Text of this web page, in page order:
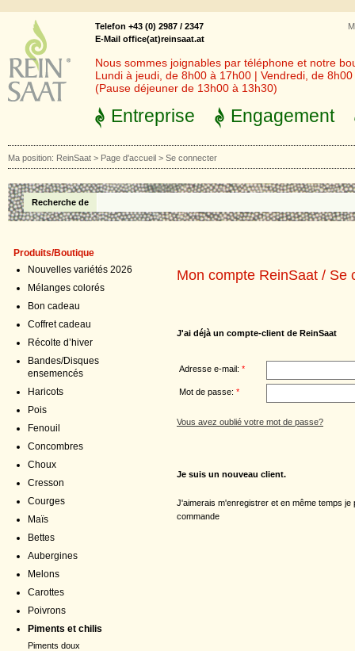
Telefon +43 (0) 2987 / 2347
E-Mail office(at)reinsaat.at
Nous sommes joignables par téléphone et notre
Lundi à jeudi, de 8h00 à 17h00 | Vendredi, de
(Pause déjeuner de 13h00 à 13h30)
Entreprise Engagement
Ma position: ReinSaat > Page d'accueil > Se connecter
Recherche de
Produits/Boutique
Nouvelles variétés 2026
Mélanges colorés
Bon cadeau
Coffret cadeau
Récolte d’hiver
Bandes/Disques
ensemencés
Haricots
Pois
Fenouil
Concombres
Choux
Cresson
Courges
Maïs
Bettes
Aubergines
Melons
Carottes
Poivrons
Piments et chilis
Piments doux
Mon compte ReinSaat / Se
J'ai déjà un compte-client de ReinSaat
Adresse e-mail: *
Mot de passe: *
Vous avez oublié votre mot de passe?
Je suis un nouveau client.
J'aimerais m'enregistrer et en même temps
commande